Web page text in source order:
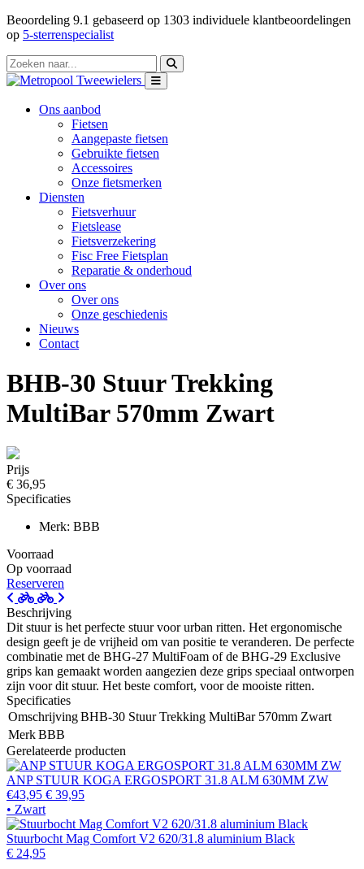
Beoordeling 9.1 gebaseerd op 1303 individuele klantbeoordelingen
op 5-sterrenspecialist
Ons aanbod
Fietsen
Aangepaste fietsen
Gebruikte fietsen
Accessoires
Onze fietsmerken
Diensten
Fietsverhuur
Fietslease
Fietsverzekering
Fisc Free Fietsplan
Reparatie & onderhoud
Over ons
Over ons
Onze geschiedenis
Nieuws
Contact
BHB-30 Stuur Trekking
MultiBar 570mm Zwart
Prijs
€ 36,95
Specificaties
Merk: BBB
Voorraad
Op voorraad
Reserveren
Beschrijving
Dit stuur is het perfecte stuur voor urban ritten. Het ergonomische
design geeft je de vrijheid om van positie te veranderen. De perfecte
combinatie met de BHG-27 MultiFoam of de BHG-29 Exclusive
grips kan gemaakt worden aangezien deze grips speciaal ontworpen
zijn voor dit stuur. Het beste comfort, voor de mooiste ritten.
Specificaties
OmschrijvingBHB-30 Stuur Trekking MultiBar 570mm Zwart
MerkBBB
Gerelateerde producten
ANP STUUR KOGA ERGOSPORT 31.8 ALM 630MM ZW
€43,95 € 39,95
• Zwart
Stuurbocht Mag Comfort V2 620/31.8 aluminium Black
€ 24,95